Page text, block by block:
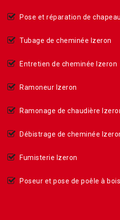
Pose et réparation de
Tubage de cheminée Izeron
Entretien de cheminée Izeron
Ramoneur Izeron
Ramonage de chaudière
Débistrage de cheminée
Fumisterie Izeron
Poseur et pose de poêle à